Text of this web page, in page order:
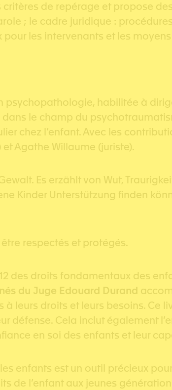
critères de repérage et propose
; le cadre juridique :
les intervenants et les
psychopathologie, habilitée à
le champ du
chez l’enfant. Avec les
Agathe Willaume (juriste).
Es erzählt von Wut,
Kinder Unterstützung finden
respectés et protégés.
des droits fondamentaux des
du Juge Edouard Durand
à leurs droits et leurs besoins.
défense. Cela inclut également
en soi des enfants et leur
enfants est un outil précieux
de l’enfant aux jeunes